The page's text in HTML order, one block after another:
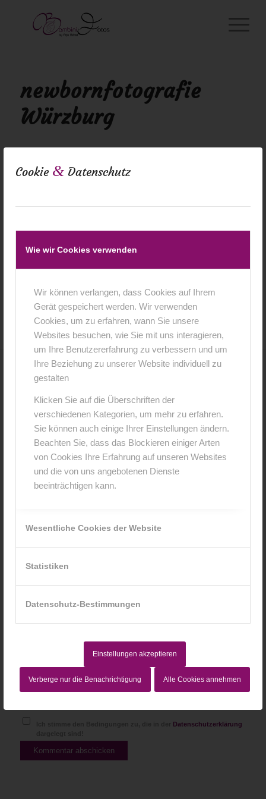
Cookie & Datenschutz
Wie wir Cookies verwenden
Wir können verlangen, dass Cookies auf Ihrem
Gerät gespeichert werden. Wir verwenden
Cookies, um zu erfahren, wann Sie unsere
Websites besuchen, wie Sie mit uns interagieren,
um Ihre Benutzererfahrung zu verbessern und um
Ihre Beziehung zu unserer Website individuell zu
gestalten
Klicken Sie auf die Überschriften der
verschiedenen Kategorien, um mehr zu erfahren.
Sie können auch einige Ihrer Einstellungen ändern.
Beachten Sie, dass das Blockieren einiger Arten
von Cookies Ihre Erfahrung auf unseren Websites
und die von uns angebotenen Dienste
beeinträchtigen kann.
Wesentliche Cookies der Website
Statistiken
Datenschutz-Bestimmungen
Einstellungen akzeptieren
Verberge nur die Benachrichtigung Alle Cookies annehmen
newbornfotografie
Würzburg
0 Kommentare
KOMMENTARE
Hinterlasse einen Kommentar
An der Diskussion beteiligen?
Hinterlasse uns deinen Kommentar!
Datenschutzerklärung